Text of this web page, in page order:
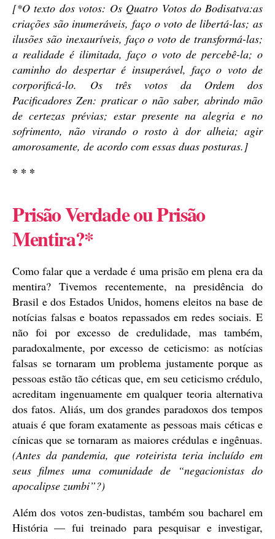
[*O texto dos votos: Os Quatro Votos do Bodisatva:as
criações são inumeráveis, faço o voto de libertá-las; as
ilusões são inexauríveis, faço o voto de transformá-las;
a realidade é ilimitada, faço o voto de percebê-la; o
caminho do despertar é insuperável, faço o voto de
corporificá-lo. Os três votos da Ordem dos
Pacificadores Zen: praticar o não saber, abrindo mão
de certezas prévias; estar presente na alegria e no
sofrimento, não virando o rosto à dor alheia; agir
amorosamente, de acordo com essas duas posturas.]
* * *
Prisão Verdade ou Prisão
Mentira?*
Como falar que a verdade é uma prisão em plena era da
mentira? Tivemos recentemente, na presidência do
Brasil e dos Estados Unidos, homens eleitos na base de
notícias falsas e boatos repassados em redes sociais. E
não foi por excesso de credulidade, mas também,
paradoxalmente, por excesso de ceticismo: as notícias
falsas se tornaram um problema justamente porque as
pessoas estão tão céticas que, em seu ceticismo crédulo,
acreditam ingenuamente em qualquer teoria alternativa
dos fatos. Aliás, um dos grandes paradoxos dos tempos
atuais é que foram exatamente as pessoas mais céticas e
cínicas que se tornaram as maiores crédulas e ingênuas.
(Antes da pandemia, que roteirista teria incluído em
seus filmes uma comunidade de “negacionistas do
apocalipse zumbi”?)
Além dos votos zen-budistas, também sou bacharel em
História — fui treinado para pesquisar e investigar,